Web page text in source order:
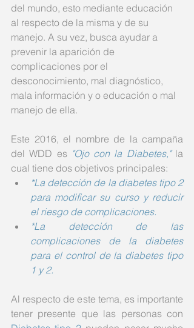
del mundo, esto mediante educación
al respecto de la misma y de su
manejo. A su vez, busca ayudar a
prevenir la aparición de
complicaciones por el
desconocimiento, mal diagnóstico,
mala información y o educación o mal
manejo de ella.
Este 2016, el nombre de la campaña
del WDD es "Ojo con la Diabetes," la
cual tiene dos objetivos principales:​
*La detección de la diabetes tipo 2
para modificar su curso y reducir
el riesgo de complicaciones.
*La detección de las
complicaciones de la diabetes
para el control de la diabetes tipo
1 y 2.
Al respecto de este tema, es importante